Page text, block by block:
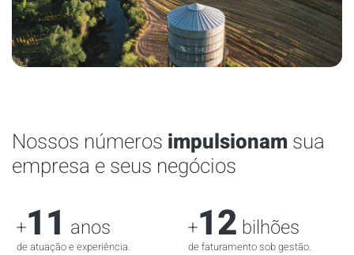
Nossos números impulsionamsua
empresa e seus negócios
+11 anos
de atuação e experiência.
+12 bilhões
de faturamento sob gestão.